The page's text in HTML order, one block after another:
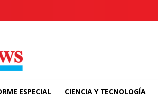
ESPECIAL CIENCIA Y TECNOLOGÍA